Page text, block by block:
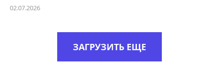
02.07.2026
ЗАГРУЗИТЬ ЕЩЕ